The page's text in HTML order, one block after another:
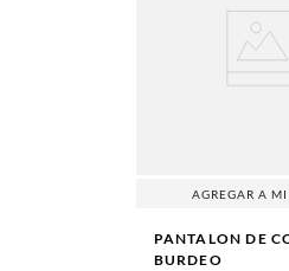
AGREGAR A
PANTALON DE
BURDEO